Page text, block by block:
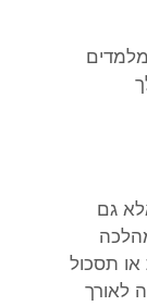
גם
או תסכול
לאורך